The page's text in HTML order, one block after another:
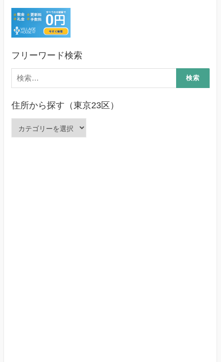
フリーワード検索
検
索:
住所から探す（東京23区）